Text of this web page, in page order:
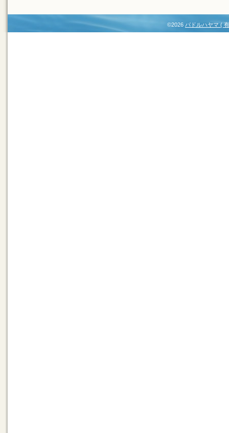
©2026 パドルハヤマ (